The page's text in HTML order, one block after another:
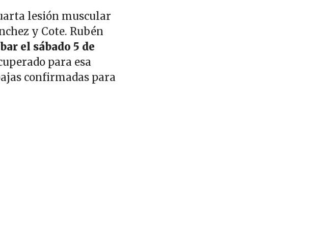
lesión muscular
y Cote. Rubén
el sábado 5 de
para esa
confirmadas para